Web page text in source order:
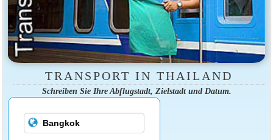
TRANSPORT IN THAILAND
Schreiben Sie Ihre Abflugstadt, Zielstadt und Datum.